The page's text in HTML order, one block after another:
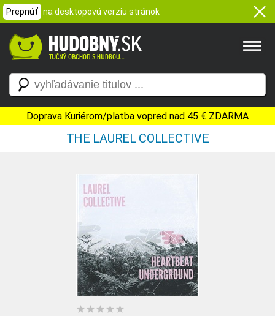
Prepnúť na desktopovú verziu stránok
Doprava Kuriérom/platba vopred nad 45 € ZDARMA
THE LAUREL COLLECTIVE